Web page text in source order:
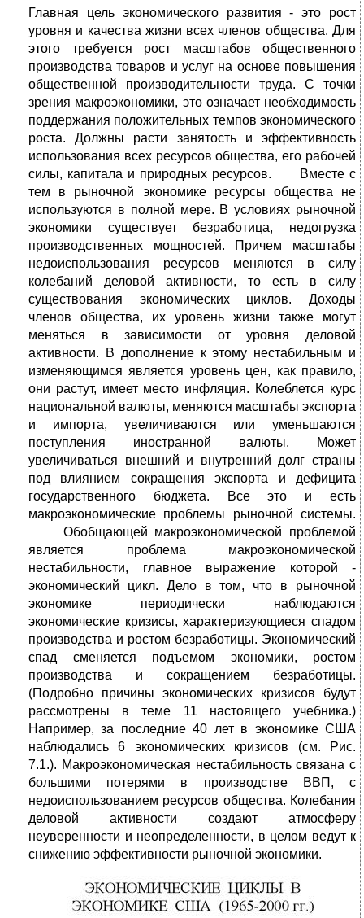
Главная цель экономического развития - это рост
уровня и качества жизни всех членов общества. Для
этого требуется рост масштабов общественного
производства товаров и услуг на основе повышения
общественной производительности труда. С точки
зрения макроэкономики, это означает необходимость
поддержания положительных темпов экономического
роста. Должны расти занятость и эффективность
использования всех ресурсов общества, его рабочей
силы, капитала и природных ресурсов. Вместе с
тем в рыночной экономике ресурсы общества не
используются в полной мере. В условиях рыночной
экономики существует безработица, недогрузка
производственных мощностей. Причем масштабы
недоиспользования ресурсов меняются в силу
колебаний деловой активности, то есть в силу
существования экономических циклов. Доходы
членов общества, их уровень жизни также могут
меняться в зависимости от уровня деловой
активности. В дополнение к этому нестабильным и
изменяющимся является уровень цен, как правило,
они растут, имеет место инфляция. Колеблется курс
национальной валюты, меняются масштабы экспорта
и импорта, увеличиваются или уменьшаются
поступления иностранной валюты. Может
увеличиваться внешний и внутренний долг страны
под влиянием сокращения экспорта и дефицита
государственного бюджета. Все это и есть
макроэкономические проблемы рыночной системы.
Обобщающей макроэкономической проблемой
является проблема макроэкономической
нестабильности, главное выражение которой -
экономический цикл. Дело в том, что в рыночной
экономике периодически наблюдаются
экономические кризисы, характеризующиеся спадом
производства и ростом безработицы. Экономический
спад сменяется подъемом экономики, ростом
производства и сокращением безработицы.
(Подробно причины экономических кризисов будут
рассмотрены в теме 11 настоящего учебника.)
Например, за последние 40 лет в экономике США
наблюдались 6 экономических кризисов (см. Рис.
7.1.). Макроэкономическая нестабильность связана с
большими потерями в производстве ВВП, с
недоиспользованием ресурсов общества. Колебания
деловой активности создают атмосферу
неуверенности и неопределенности, в целом ведут к
снижению эффективности рыночной экономики.